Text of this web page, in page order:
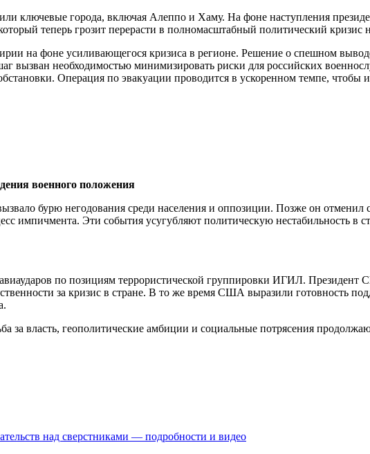
ключевые города, включая Алеппо и Хаму. На фоне наступления
теперь грозит перерасти в полномасштабный политический кризис
на фоне усиливающегося кризиса в регионе. Решение о спешном
вызван необходимостью минимизировать риски для российских
Операция по эвакуации проводится в ускоренном темпе, чтобы
военного положения
бурю негодования среди населения и оппозиции. Позже он отменил
импичмента. Эти события усугубляют политическую нестабильность в
по позициям террористической группировки ИГИЛ.
за кризис в стране. В то же время США выразили готовность
за власть, геополитические амбиции и социальные потрясения
над сверстниками — подробности и видео